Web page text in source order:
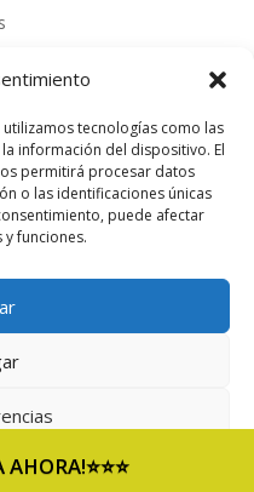
tecnologías como las
información del dispositivo. El
permitirá procesar datos
o las identificaciones únicas
puede afectar
funciones.
Legal y Política de Privacidad
para adultos, SOLO
RM.
AHORA!⭐⭐⭐